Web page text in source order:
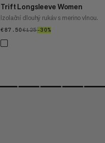
Trift Longsleeve Women
Izolační dlouhý rukáv s merino vlnou.
€87.50€87.50
€125€125
–30%